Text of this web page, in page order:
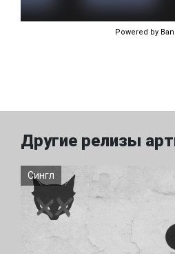
Powered by
Другие релизы
Сингл